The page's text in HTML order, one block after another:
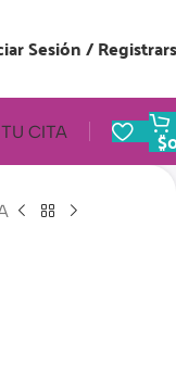
Sesión /
CITA $